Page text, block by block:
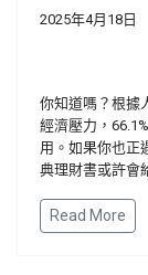
2025年4月18日
你知道嗎？根據
經濟壓力，
用。如果你也正
典理財書或許會
Read More